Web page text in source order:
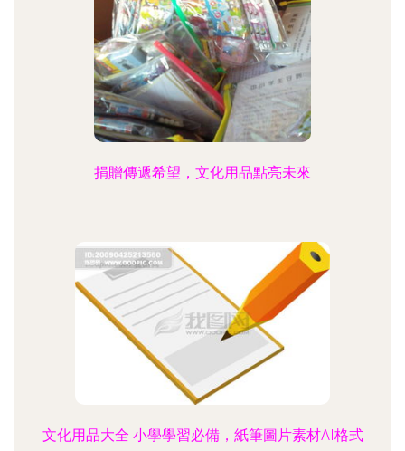
捐贈傳遞希望，文化用品點亮未來
文化用品大全 小學學習必備，紙筆圖片素材AI格式